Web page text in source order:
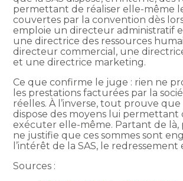
permettant de réaliser elle-même
couvertes par la convention dès
emploie un directeur administratif
une directrice des ressources
directeur commercial, une
et une directrice marketing.
Ce que confirme le juge : rien ne
les prestations facturées par la
réelles. À l’inverse, tout prouve que
dispose des moyens lui permettant
exécuter elle-même. Partant de là,
ne justifie que ces sommes sont
l’intérêt de la SAS, le redressement
Sources :